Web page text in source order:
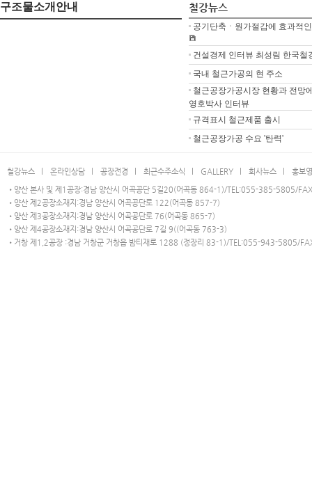
구조물소개안내 철강뉴스
공기단축ㆍ원가절감에 효과적
건설경제 인터뷰 최성림 한국철
국내 철근가공의 현 주소
철근공장가공시장 현황과 전망
영호박사 인터뷰
규격표시 철근제품 출시
철근공장가공 수요 '탄력'
철강뉴스 l 온라인상담 l 공장전경 l 최근수주소식 l GALLERY l 회사뉴스 l
홍보
•양산 본사 및 제1공장:경남 양산시 어곡공단 5길20(어곡동 864-1)/TEL:055-385-5805/
•양산 제2공장소재지:경남 양산시 어곡공단로 122(어곡동 857-7)
•양산 제3공장소재지:경남 양산시 어곡공단로 76(어곡동 865-7)
•양산 제4공장소재지:경남 양산시 어곡공단로 7길 9((어곡동 763-3)
•거창 제1,2공장 :경남 거창군 거창읍 밤티재로 1288 (정장리 83-1)/TEL:055-943-5805/